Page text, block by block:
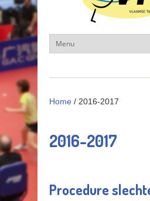
Home / 2016-2017
2016-2017
Procedure